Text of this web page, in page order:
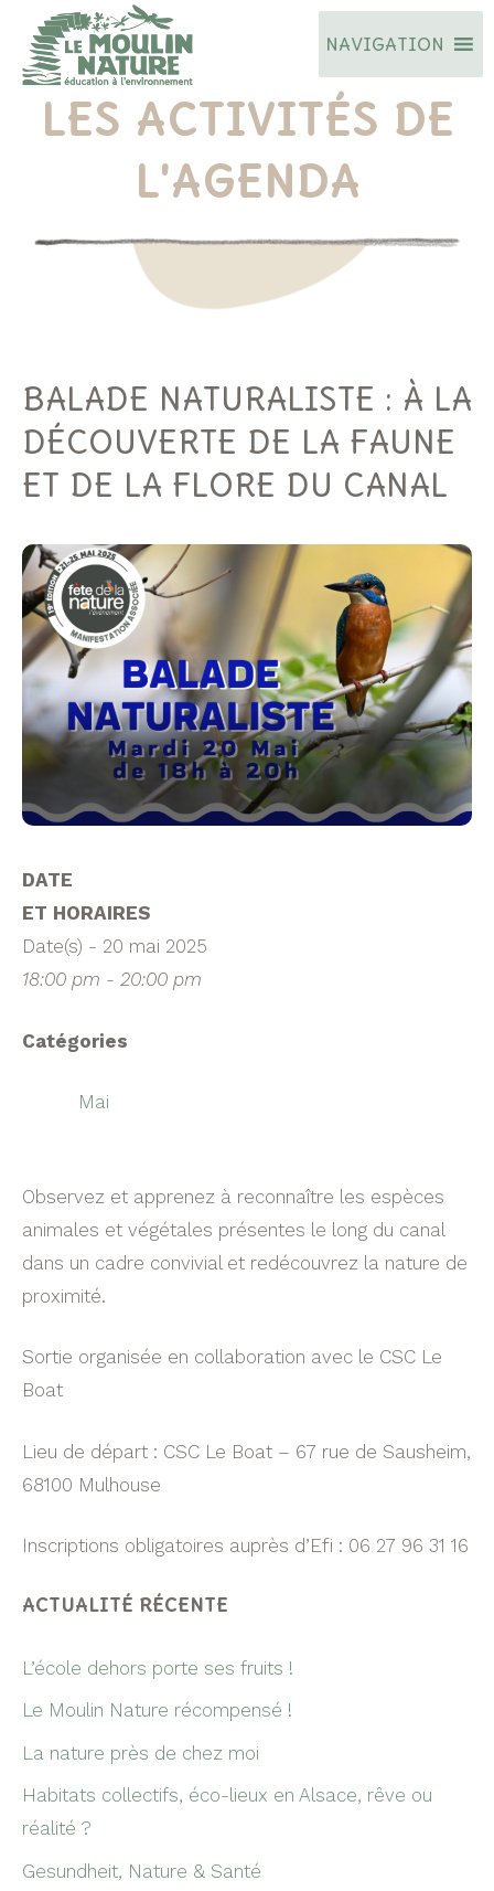
contenu
NAVIGATION
LES ACTIVITÉS DE
L'AGENDA
BALADE NATURALISTE : À LA
DÉCOUVERTE DE LA FAUNE
ET DE LA FLORE DU CANAL
DATE
ET HORAIRES
Date(s) - 20 mai 2025
18:00 pm - 20:00 pm
Catégories
Mai
Observez et apprenez à reconnaître les espèces
animales et végétales présentes le long du canal
dans un cadre convivial et redécouvrez la nature de
proximité.
Sortie organisée en collaboration avec le CSC Le
Boat
Lieu de départ : CSC Le Boat – 67 rue de Sausheim,
68100 Mulhouse
Inscriptions obligatoires auprès d’Efi : 06 27 96 31 16
ACTUALITÉ RÉCENTE
L’école dehors porte ses fruits !
Le Moulin Nature récompensé !
La nature près de chez moi
Habitats collectifs, éco-lieux en Alsace, rêve ou
réalité ?
Gesundheit, Nature & Santé